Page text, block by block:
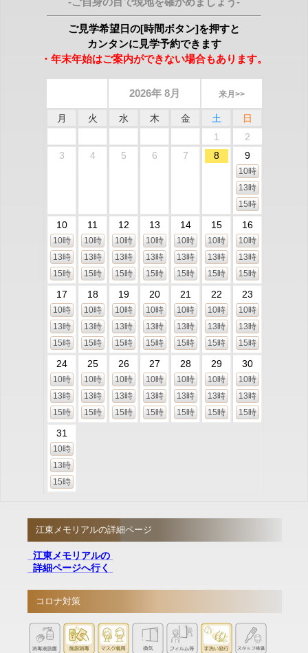
ご見学希望日の[時間ボタン]を押すと
カンタンに見学予約できます
・年末年始はご案内ができない場合もあります。
2026年 8月 来月>>
月 火 水 木 金 土
日
1
2
3
4 5 6 7 8 9
10時
13時
15時
10
10時
13時
15時
11
10時
13時
15時
12
10時
13時
15時
13
10時
13時
15時
14
10時
13時
15時
15
10時
13時
15時
16
10時
13時
15時
17
10時
13時
15時
18
10時
13時
15時
19
10時
13時
15時
20
10時
13時
15時
21
10時
13時
15時
22
10時
13時
15時
23
10時
13時
15時
24
10時
13時
15時
25
10時
13時
15時
26
10時
13時
15時
27
10時
13時
15時
28
10時
13時
15時
29
10時
13時
15時
30
10時
13時
15時
31
10時
13時
15時
江東メモリアルの詳細ページ
江東メモリアルの
詳細ページへ行く
コロナ対策